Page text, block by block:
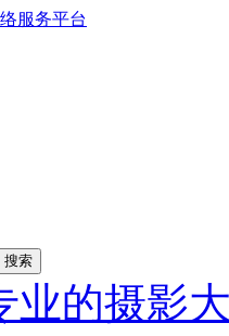
搜索
业的摄影